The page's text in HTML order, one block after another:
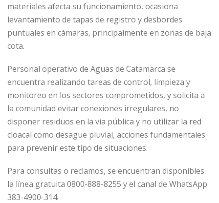
materiales afecta su funcionamiento, ocasiona
levantamiento de tapas de registro y desbordes
puntuales en cámaras, principalmente en zonas de baja
cota.
Personal operativo de Aguas de Catamarca se
encuentra realizando tareas de control, limpieza y
monitoreo en los sectores comprometidos, y solicita a
la comunidad evitar conexiones irregulares, no
disponer residuos en la vía pública y no utilizar la red
cloacal como desagüe pluvial, acciones fundamentales
para prevenir este tipo de situaciones.
Para consultas o reclamos, se encuentran disponibles
la línea gratuita 0800-888-8255 y el canal de WhatsApp
383-4900-314.